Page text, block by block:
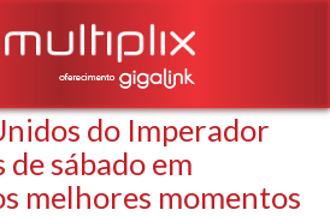
do Imperador
sábado em
melhores momentos